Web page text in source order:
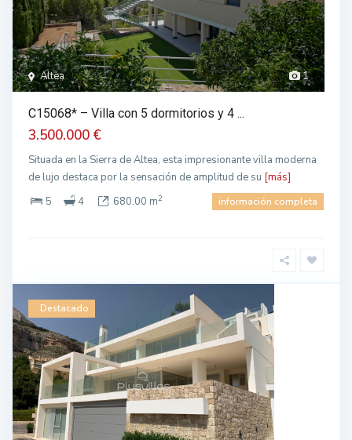
1
Altea
C15068* – Villa con 5 dormitorios y 4 ...
3.500.000 €
Situada en la Sierra de Altea, esta impresionante villa moderna
de lujo destaca por la sensación de amplitud de su [más]
5
4 680.00 m2 información completa
Destacado